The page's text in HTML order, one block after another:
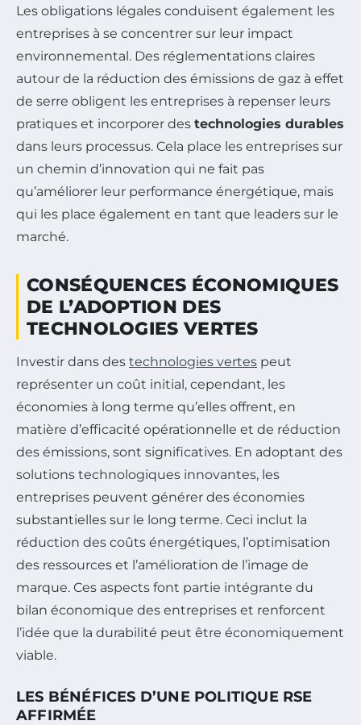
Les obligations légales conduisent également les
entreprises à se concentrer sur leur impact
environnemental. Des réglementations claires
autour de la réduction des émissions de gaz à effet
de serre obligent les entreprises à repenser leurs
pratiques et incorporer des technologies durables
dans leurs processus. Cela place les entreprises sur
un chemin d’innovation qui ne fait pas
qu’améliorer leur performance énergétique, mais
qui les place également en tant que leaders sur le
marché.
CONSÉQUENCES ÉCONOMIQUES
DE L’ADOPTION DES
TECHNOLOGIES VERTES
Investir dans des technologies vertes peut
représenter un coût initial, cependant, les
économies à long terme qu’elles offrent, en
matière d’efficacité opérationnelle et de réduction
des émissions, sont significatives. En adoptant des
solutions technologiques innovantes, les
entreprises peuvent générer des économies
substantielles sur le long terme. Ceci inclut la
réduction des coûts énergétiques, l’optimisation
des ressources et l’amélioration de l’image de
marque. Ces aspects font partie intégrante du
bilan économique des entreprises et renforcent
l’idée que la durabilité peut être économiquement
viable.
LES BÉNÉFICES D’UNE POLITIQUE RSE
AFFIRMÉE